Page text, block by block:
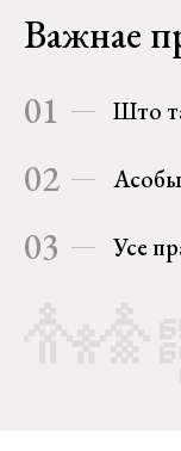
Важнае
01 Што
02 Асобы
03 Усе